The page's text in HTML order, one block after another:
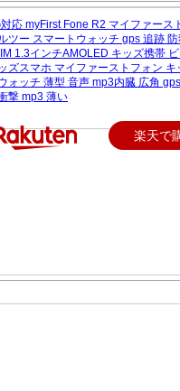
応 myFirst Fone R2 マイファース
ツー スマートウォッチ gps 追跡 防
1.3インチAMOLED キッズ携帯
ズスマホ マイファーストフォン キ
ォッチ 薄型 音声 mp3内臓 広角
撃 mp3 薄い
楽天で